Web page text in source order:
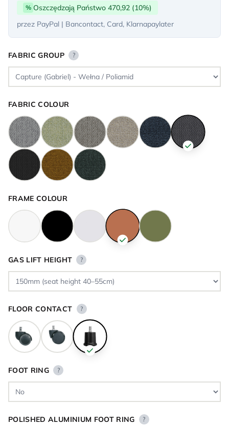
% Oszczędzają Państwo 470,92 (10%)
przez PayPal | Bancontact, Card, Klarnapaylater
FABRIC GROUP ?
FABRIC COLOUR
FRAME COLOUR
GAS LIFT HEIGHT ?
FLOOR CONTACT ?
FOOT RING ?
POLISHED ALUMINIUM FOOT RING ?